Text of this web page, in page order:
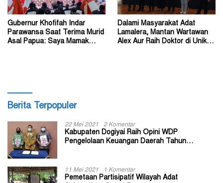
Gubernur Khofifah Indar
Parawansa Saat Terima Murid
Asal Papua: Saya Mamak
Dalami Masyarakat Adat
Lamalera, Mantan Wartawan
Alex Aur Raih Doktor di Unika
Berita Terpopuler
22 Mei 2021 2 Komentar
Kabupaten Dogiyai Raih Opini WDP
Pengelolaan Keuangan Daerah Tahun
11 Mei 2021 1 Komentar
Pemetaan Partisipatif Wilayah Adat